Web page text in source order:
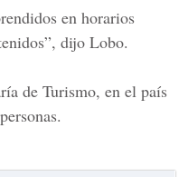
en horarios
dijo Lobo.
de Turismo, en el país